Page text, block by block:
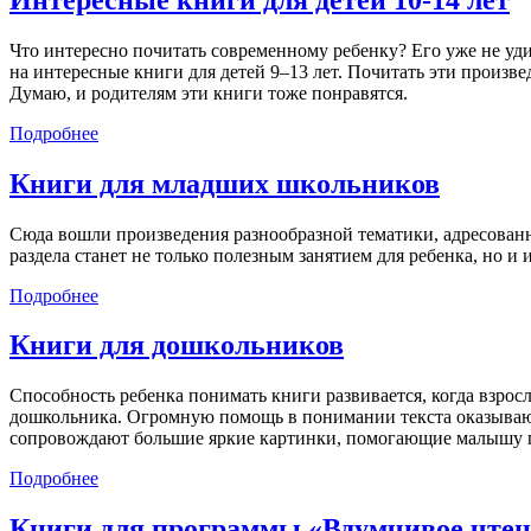
Что интересно почитать современному ребенку? Его уже не
на интересные книги для детей 9–13 лет. Почитать эти
Думаю, и родителям эти книги тоже понравятся.
Подробнее
Книги для младших школьников
Сюда вошли произведения разнообразной тематики,
раздела станет не только полезным занятием для ребенка,
Подробнее
Книги для дошкольников
Способность ребенка понимать книги развивается, когда
дошкольника. Огромную помощь в понимании текста
сопровождают большие яркие картинки, помогающие малышу
Подробнее